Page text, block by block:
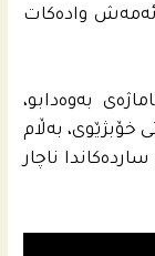
ئه‌مه‌ش واده‌كات
به‌وه‌دابو،
خۆبژێوی، به‌ڵام
ناچار